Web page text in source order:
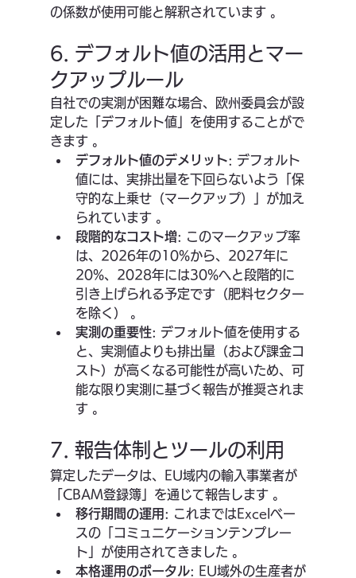
の係数が使用可能と解釈されています 。
6. デフォルト値の活用とマー
クアップルール
自社での実測が困難な場合、欧州委員会が設
定した「デフォルト値」を使用することがで
きます 。
デフォルト値のデメリット: デフォルト
値には、実排出量を下回らないよう「保
守的な上乗せ（マークアップ）」が加え
られています 。
段階的なコスト増: このマークアップ率
は、2026年の10%から、2027年に
20%、2028年には30%へと段階的に
引き上げられる予定です（肥料セクター
を除く） 。
実測の重要性: デフォルト値を使用する
と、実測値よりも排出量（および課金コ
スト）が高くなる可能性が高いため、可
能な限り実測に基づく報告が推奨されま
す 。
7. 報告体制とツールの利用
算定したデータは、EU域内の輸入事業者が
「CBAM登録簿」を通じて報告します 。
移行期間の運用 : これまではExcelベー
スの「コミュニケーションテンプレー
ト」が使用されてきました 。
本格運用のポータル: EU域外の生産者が